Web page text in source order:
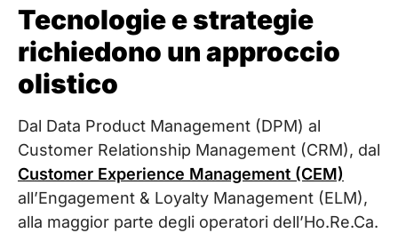
Tecnologie e strategie
richiedono un approccio
olistico
Dal Data Product Management (DPM) al
Customer Relationship Management (CRM), dal
Customer Experience Management (CEM)
all’Engagement & Loyalty Management (ELM),
alla maggior parte degli operatori dell’Ho.Re.Ca.